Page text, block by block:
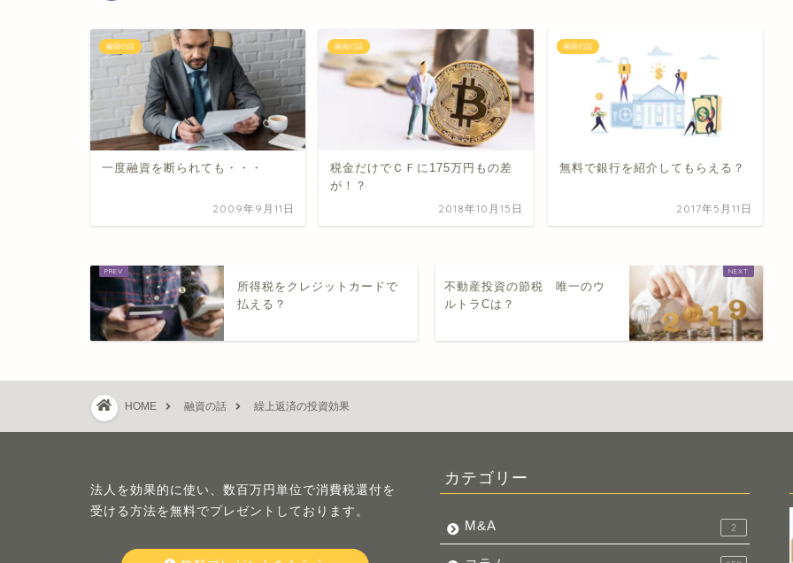
融資の話
一度融資を断られても・・・
2009年9月11日
融資の話
税金だけでＣＦに175万円もの差
が！？
2018年10月15日
融資の話
無料で銀行を紹介してもらえる？
2017年5月11日
所得税をクレジットカードで
払える？
不動産投資の節税 唯一のウ
ルトラCは？
HOME 融資の話 繰上返済の投資効果
法人を効果的に使い、数百万円単位で消費税還付を
受ける方法を無料でプレゼントしております。
カテゴリー
M&A 2